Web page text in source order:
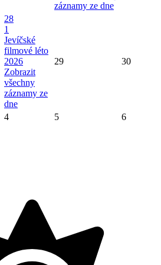
záznamy ze dne
28
1
Jevíčské
filmové léto
2026
Zobrazit
všechny
záznamy ze
dne
29 30
4 5 6